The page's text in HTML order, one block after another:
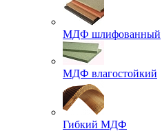
МДФ шлифованный
МДФ влагостойкий
Гибкий МДФ